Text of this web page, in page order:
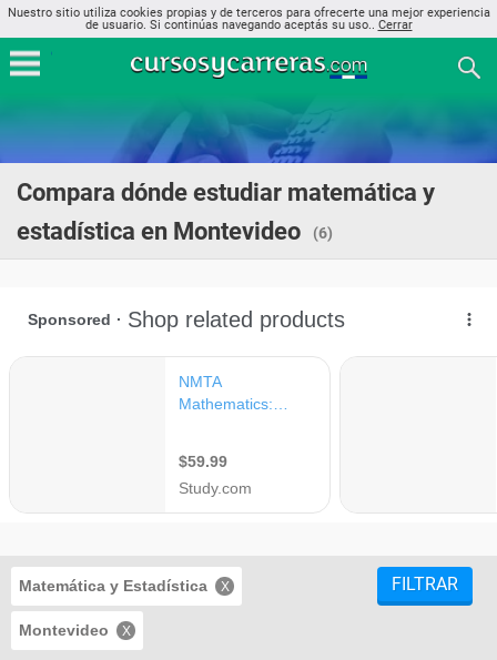
Nuestro sitio utiliza cookies propias y de terceros para ofrecerte una mejor experiencia
de usuario. Si continúas navegando aceptás su uso.. Cerrar
Compara dónde estudiar matemática y
estadística en Montevideo
(6)
Matemática y Estadística
Montevideo
FILTRAR